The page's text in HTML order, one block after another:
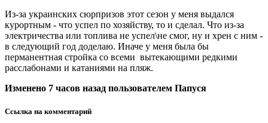
Из-за украинских сюрпризов этот сезон у меня выдался
курортным - что успел по хозяйству, то и сделал. Что из-за
электричества или топлива не успел\не смог, ну и хрен с ним -
в следующий год доделаю. Иначе у меня была бы
перманентная стройка со всеми вытекающими редкими
расслабонами и катаниями на пляж.
Изменено 7 часов назад пользователем Папуся
Ссылка на комментарий